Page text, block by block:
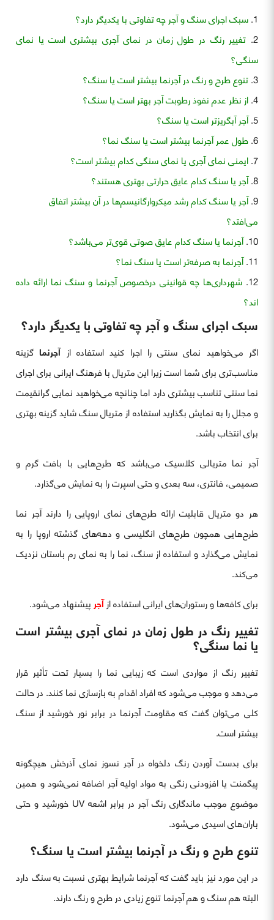
سبک اجرای سنگ و آجر چه تفاوتی با یکدیگر دارد؟
تغییر رنگ در طول زمان در نمای آجری بیشتری است یا نمای
سنگی؟
تنوع طرح و رنگ در آجرنما بیشتر است یا سنگ؟
از نظر عدم نفوذ رطوبت آجر بهتر است یا سنگ؟
آجر آبگریزتر است یا سنگ؟
طول عمر آجرنما بیشتر است یا سنگ نما؟
ایمنی نمای آجری یا نمای سنگی کدام بیشتر است؟
آجر یا سنگ کدام عایق حرارتی بهتری هستند؟
آجر یا سنگ کدام رشد میکروارگانیسم‌ها در آن بیشتر اتفاق
می‌افتد؟
آجرنما یا سنگ کدام عایق صوتی قوی‌تر می‌باشد؟
آجرنما به صرفه‌تر است یا سنگ نما؟
شهرداری‌ها چه قوانینی درخصوص آجرنما و سنگ نما ارائه داده
اند؟
سبک اجرای سنگ و آجر چه تفاوتی با یکدیگر دارد؟
اگر می‌خواهید نمای سنتی را اجرا کنید استفاده ازآجرنماگزینه
مناسب‌تری برای شما است زیرا این متریال با فرهنگ ایرانی برای اجرای
نما سنتی تناسب بیشتری دارد اما چنانچه می‌خواهید نمایی گرانقیمت
و مجلل را به نمایش بگذارید استفاده از متریال سنگ شاید گزینه بهتری
برای انتخاب باشد.
آجر نما متریالی کلاسیک می‌باشد که طرح‌هایی با بافت گرم و
صمیمی، فانتری، سه بعدی و حتی اسپرت را به نمایش می‌گذارد.
هر دو متریال قابلیت ارائه طرح‌های نمای اروپایی را دارند آجر نما
طرح‌هایی همچون طرح‌های انگلیسی و دهه‌های گذشته اروپا را به
نمایش می‌گذارد و استفاده از سنگ، نما را به نمای رم باستان نزدیک
می‌کند.
برای کافه‌ها و رستوران‌های ایرانی استفاده ازآجرپیشنهاد می‌شود.
تغییر رنگ در طول زمان در نمای آجری بیشتر است
یا نما سنگی؟
تغییر رنگ از مواردی است که زیبایی نما را بسیار تحت تأثیر قرار
می‌دهد و موجب می‌شود که افراد اقدام به بازسازی نما کنند. در حالت
کلی می‌توان گفت که مقاومت آجرنما در برابر نور خورشید از سنگ
بیشتر است.
برای بدست آوردن رنگ دلخواه در آجر نسوز نمای آذرخش هیچگونه
پیگمنت یا افزودنی رنگی به مواد اولیه آجر اضافه نمی‌شود و همین
موضوع موجب ماندگاری رنگ آجر در برابر اشعه UV خورشید و حتی
باران‌های اسیدی می‌شود.
تنوع طرح و رنگ در آجرنما بیشتر است یا سنگ؟
در این مورد نیز باید گفت که آجرنما شرایط بهتری نسبت به سنگ دارد
البته هم سنگ و هم آجرنما تنوع زیادی در طرح و رنگ دارند.